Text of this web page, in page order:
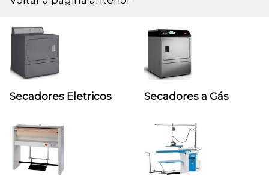
Secadores Eletricos Secadores a Gás